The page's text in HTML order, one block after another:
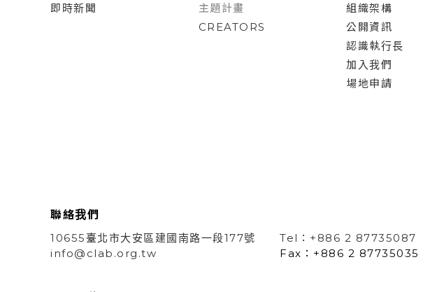
即時新聞
主題計畫
CREATORS
組織架構
公開資訊
認識執行長
加入我們
場地申請
聯絡我們
10655臺北市大安區建國南路一段177號
Tel：+886 2 87735087
info@clab.org.tw
Fax：+886 2 87735035